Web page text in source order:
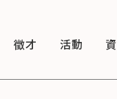
徵才 活動